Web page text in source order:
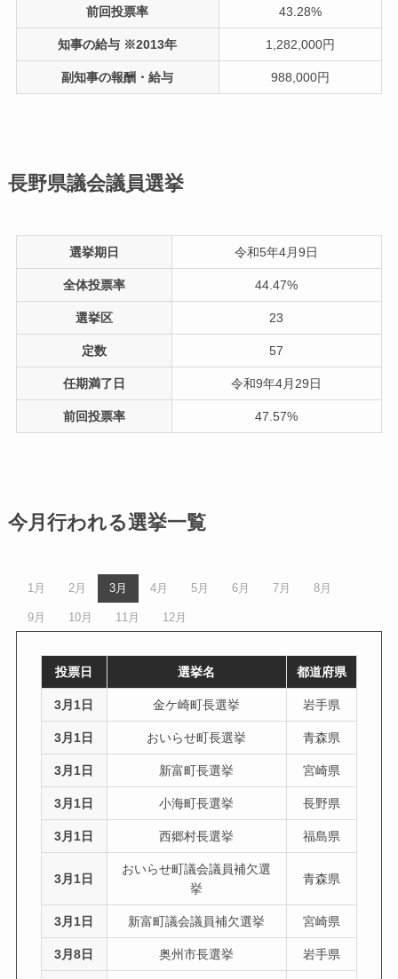
前回投票率 43.28%
知事の給与 ※2013年 1,282,000円
副知事の報酬・給与 988,000円
長野県議会議員選挙
選挙期日 令和5年4月9日
全体投票率 44.47%
選挙区 23
定数 57
任期満了日 令和9年4月29日
前回投票率 47.57%
今月行われる選挙一覧
1月 2月 3月 4月 5月 6月 7月 8月
9月 10月 11月 12月
投票日 選挙名 都道府県
3月1日 金ケ崎町長選挙 岩手県
3月1日 おいらせ町長選挙 青森県
3月1日 新富町長選挙 宮崎県
3月1日 小海町長選挙 長野県
3月1日 西郷村長選挙 福島県
3月1日
おいらせ町議会議員補欠選
挙
青森県
3月1日 新富町議会議員補欠選挙 宮崎県
3月8日 奥州市長選挙 岩手県